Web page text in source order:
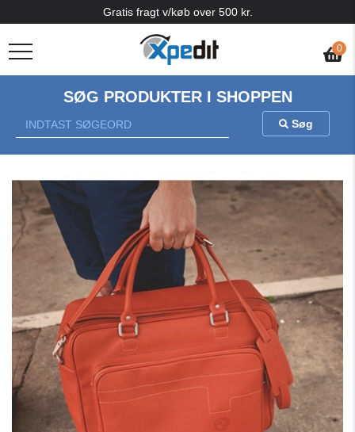
0
Gratis fragt v/køb over 500 kr.
SØG PRODUKTER I SHOPPEN
Søg